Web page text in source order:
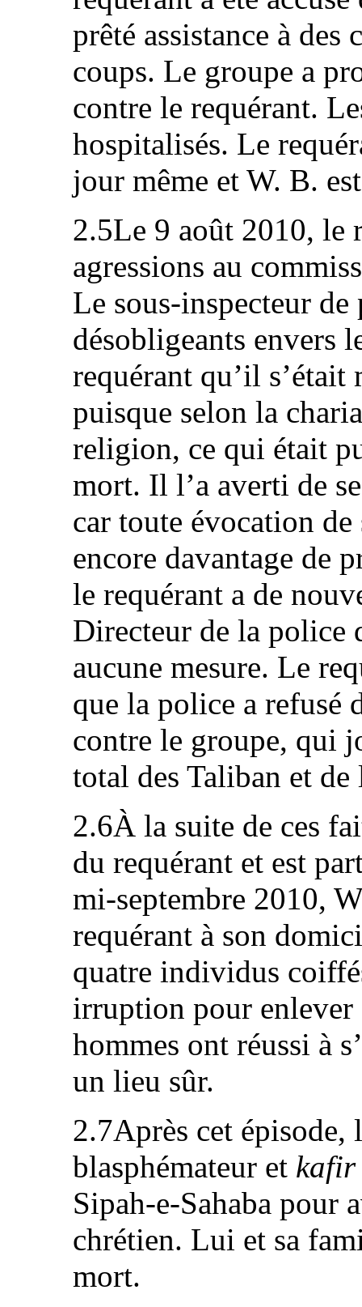
prêté assistance à des
coups. Le groupe a
contre le requérant.
hospitalisés. Le
jour même et W. B.
2.5Le 9 août 2010, le
agressions au
Le sous‑inspecteur
désobligeants envers
requérant qu’il s’était
puisque selon la
religion, ce qui était
mort. Il l’a averti de
car toute évocation
encore davantage de
le requérant a de
Directeur de la police
aucune mesure. Le
que la police a refusé
contre le groupe, qui
total des Taliban et
2.6À la suite de ces
du requérant et est
mi‑septembre 2010,
requérant à son
quatre individus
irruption pour enlever
hommes ont réussi à
un lieu sûr.
2.7Après cet épisode,
blasphémateur et kafir
Sipah‑e‑Sahaba
chrétien. Lui et sa
mort.